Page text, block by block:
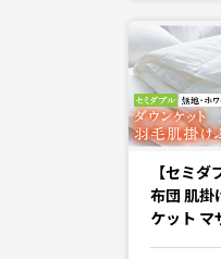
【セミダ
布団 肌掛
ケット マ